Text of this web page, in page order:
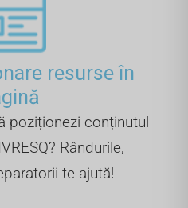
resurse în
poziționezi conținutul
Rândurile,
te ajută!